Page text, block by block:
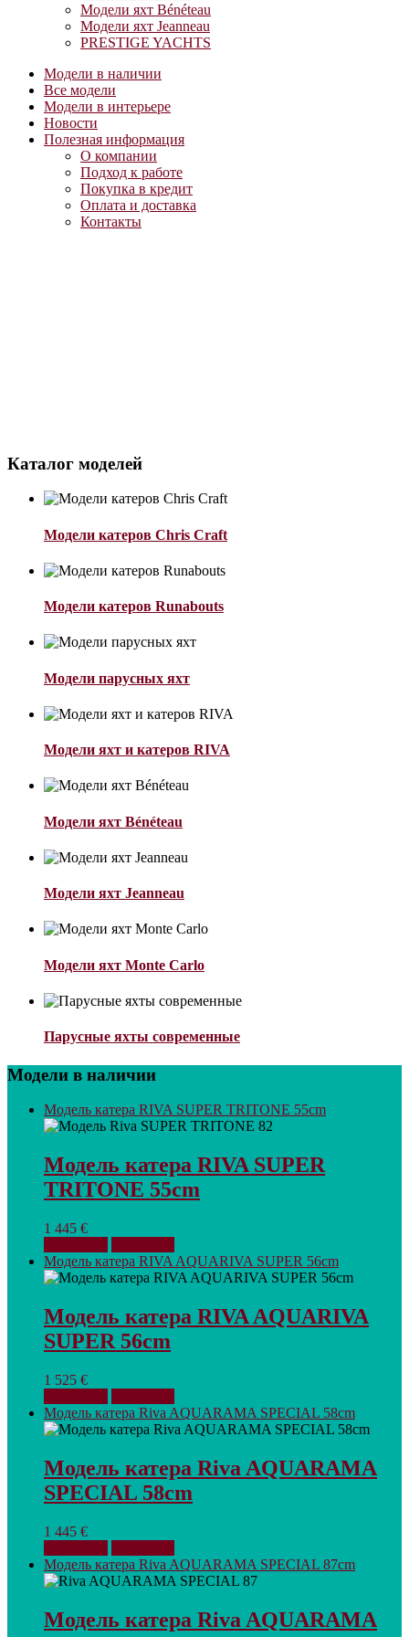
Модели яхт Bénéteau
Модели яхт Jeanneau
PRESTIGE YACHTS
Модели в наличии
Все модели
Модели в интерьере
Новости
Полезная информация
О компании
Подход к работе
Покупка в кредит
Оплата и доставка
Контакты
Каталог моделей
Модели катеров Chris Craft
Модели катеров Runabouts
Модели парусных яхт
Модели яхт и катеров RIVA
Модели яхт Bénéteau
Модели яхт Jeanneau
Модели яхт Monte Сarlo
Парусные яхты современные
Модели в наличии
Модель катера RIVA SUPER TRITONE 55cm
Модель катера RIVA SUPER
TRITONE 55cm
1 445 €
Модель катера RIVA AQUARIVA SUPER 56cm
Модель катера RIVA AQUARIVA
SUPER 56cm
1 525 €
Модель катера Riva AQUARAMA SPECIAL 58cm
Модель катера Riva AQUARAMA
SPECIAL 58cm
1 445 €
Модель катера Riva AQUARAMA SPECIAL 87cm
Модель катера Riva AQUARAMA